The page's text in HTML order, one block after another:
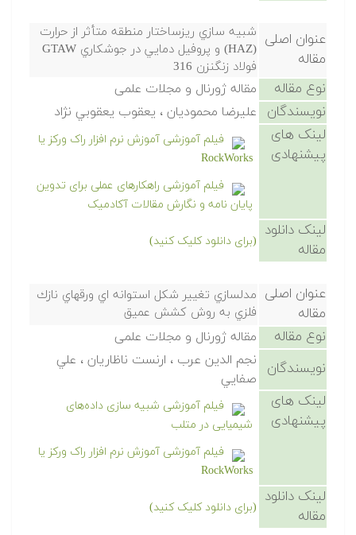
عنوان اصلی
مقاله
شبيه سازي ريزساختار منطقه متأثر از حرارت
(HAZ) و پروفيل دمايي در جوشكاري GTAW
فولاد زنگنزن 316
نوع مقاله مقاله ژورنال و مجلات علمی
نویسندگان عليرضا محموديان ، يعقوب يعقوبي نژاد
لینک های
پیشنهادی
فیلم آموزشی آموزش نرم افزار راک ورکز یا
RockWorks
فیلم آموزشی راهکارهای عملی برای تدوین
پایان نامه و نگارش مقالات آکادمیک
لینک دانلود
مقاله
(برای دانلود کلیک کنید)
عنوان اصلی
مقاله
مدلسازي تغيير شكل استوانه اي ورقهاي نازك
فلزي به روش كشش عميق
نوع مقاله مقاله ژورنال و مجلات علمی
نویسندگان
نجم الدين عرب ، ارنست ناظاريان ، علي
صفايي
لینک های
پیشنهادی
فیلم آموزشی شبیه سازی داده‌های
شیمیایی در متلب
فیلم آموزشی آموزش نرم افزار راک ورکز یا
RockWorks
لینک دانلود
مقاله
(برای دانلود کلیک کنید)